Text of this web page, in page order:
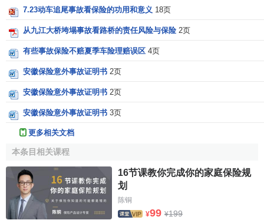
7.23动车追尾事故看保险的功用和意义 18页
从九江大桥垮塌事故看路桥的责任风险与保险 2页
有些事故保险不赔夏季车险理赔误区 4页
安徽保险意外事故证明书 2页
安徽保险意外事故证明书 2页
安徽保险意外事故证明书 3页
更多相关文档
本条目相关课程
16节课教你完成你的家庭保险规
划
陈铜
¥99 ¥199